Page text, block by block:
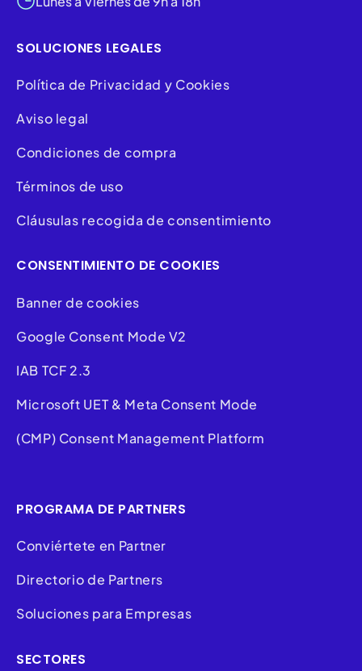
SOLUCIONES LEGALES
Política de Privacidad y Cookies
Aviso legal
Condiciones de compra
Términos de uso
Cláusulas recogida de consentimiento
CONSENTIMIENTO DE COOKIES
Banner de cookies
Google Consent Mode V2
IAB TCF 2.3
Microsoft UET & Meta Consent Mode
(CMP) Consent Management Platform
PROGRAMA DE PARTNERS
Conviértete en Partner
Directorio de Partners
Soluciones para Empresas
SECTORES